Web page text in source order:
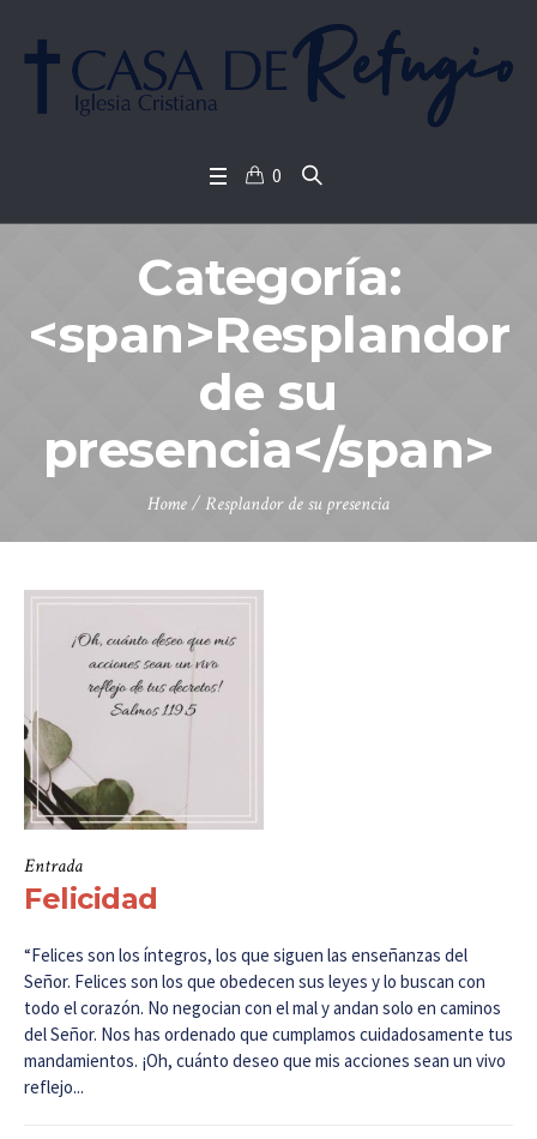
0
Categoría:
<span>Resplandor
de su
presencia</span>
Home/ Resplandor de su presencia
Entrada
Felicidad
“Felices son los íntegros, los que siguen las enseñanzas del
Señor. Felices son los que obedecen sus leyes y lo buscan con
todo el corazón. No negocian con el mal y andan solo en caminos
del Señor. Nos has ordenado que cumplamos cuidadosamente tus
mandamientos. ¡Oh, cuánto deseo que mis acciones sean un vivo
reflejo...